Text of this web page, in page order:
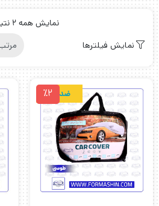
نمایش همه 2 نتیجه
نمایش فیلترها
ضدآب٪2